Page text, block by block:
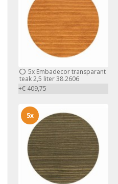
5x Embadecor transparant
teak 2,5 liter 38.2606
+€ 409,75
5x